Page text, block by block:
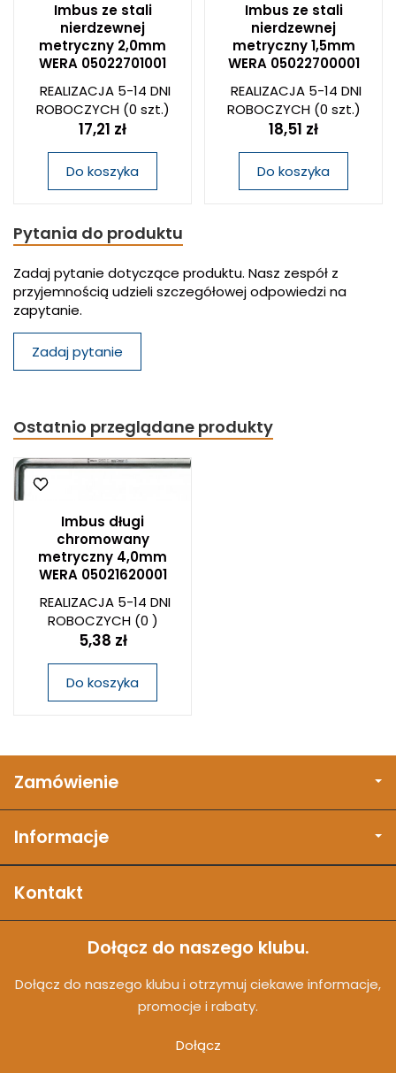
Imbus ze stali
nierdzewnej
metryczny 2,0mm
WERA 05022701001
REALIZACJA 5-14 DNI
ROBOCZYCH(0 szt.)
17,21 zł
Do koszyka
Imbus ze stali
nierdzewnej
metryczny 1,5mm
WERA 05022700001
REALIZACJA 5-14 DNI
ROBOCZYCH(0 szt.)
18,51 zł
Do koszyka
Pytania do produktu
Zadaj pytanie dotyczące produktu. Nasz zespół z
przyjemnością udzieli szczegółowej odpowiedzi na
zapytanie.
Zadaj pytanie
Ostatnio przeglądane produkty
Imbus długi
chromowany
metryczny 4,0mm
WERA 05021620001
REALIZACJA 5-14 DNI
ROBOCZYCH(0 )
5,38 zł
Do koszyka
Zamówienie
Informacje
Kontakt
Dołącz do naszego klubu.
Dołącz do naszego klubu i otrzymuj ciekawe informacje,
promocje i rabaty.
Dołącz